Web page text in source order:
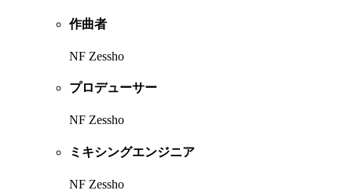
作曲者
NF Zessho
プロデューサー
NF Zessho
ミキシングエンジニア
NF Zessho